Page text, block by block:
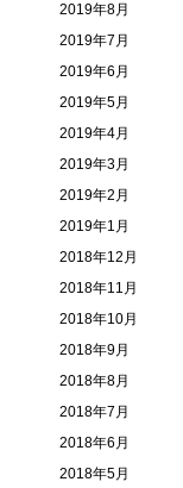
2019年8月
2019年7月
2019年6月
2019年5月
2019年4月
2019年3月
2019年2月
2019年1月
2018年12月
2018年11月
2018年10月
2018年9月
2018年8月
2018年7月
2018年6月
2018年5月